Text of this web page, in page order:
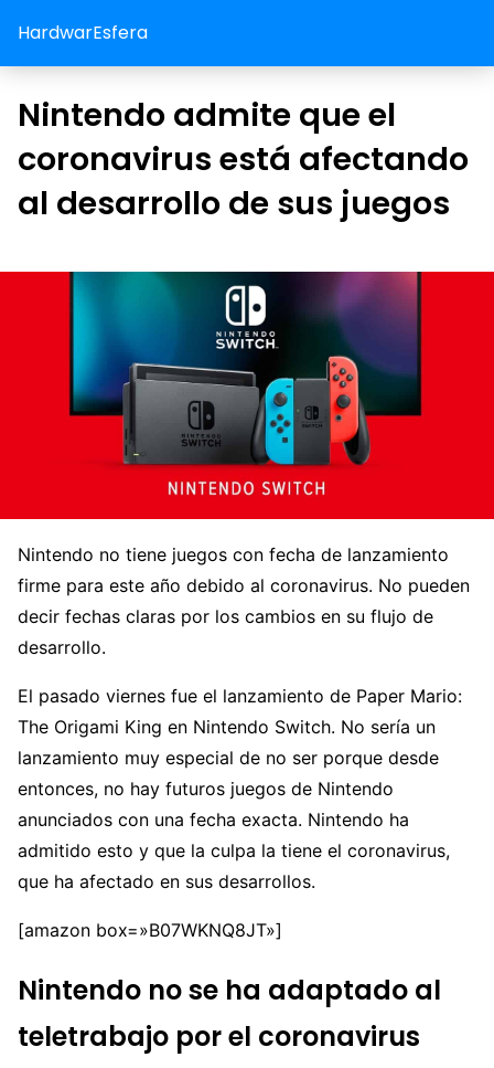
HardwarEsfera
Nintendo admite que el
coronavirus está afectando
al desarrollo de sus juegos
Nintendo no tiene juegos con fecha de lanzamiento
firme para este año debido al coronavirus. No pueden
decir fechas claras por los cambios en su flujo de
desarrollo.
El pasado viernes fue el lanzamiento de Paper Mario:
The Origami King en Nintendo Switch. No sería un
lanzamiento muy especial de no ser porque desde
entonces, no hay futuros juegos de Nintendo
anunciados con una fecha exacta. Nintendo ha
admitido esto y que la culpa la tiene el coronavirus,
que ha afectado en sus desarrollos.
[amazon box=»B07WKNQ8JT»]
Nintendo no se ha adaptado al
teletrabajo por el coronavirus